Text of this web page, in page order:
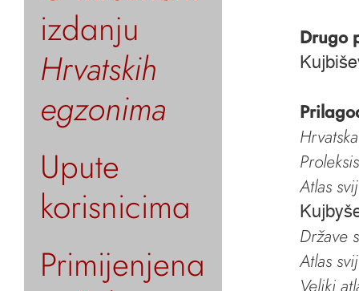
izdanju
Hrvatskih
egzonima
Upute
korisnicima
Primijenjena
Drugo
Atlas
Države
Atlas
Veliki